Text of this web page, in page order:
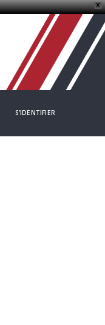
X
S'IDENTIFIER